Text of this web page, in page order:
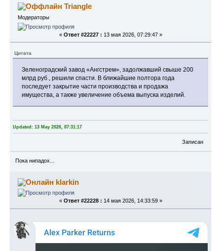
Triangle
Модераторы
« Ответ #22227 : 13 мая 2026, 07:29:47 »
Цитата
Зеленоградский завод «Ангстрем», задолжавший свыше 200
млрд руб., решили спасти. В ближайшие полтора года
последует закрытие части производства и продажа
имущества, а также увеличение объема выпуска изделий.
Updated: 13 May 2026, 07:31:17
Записан
Пока нипадох...
klarkin
« Ответ #22228 : 14 мая 2026, 14:33:59 »